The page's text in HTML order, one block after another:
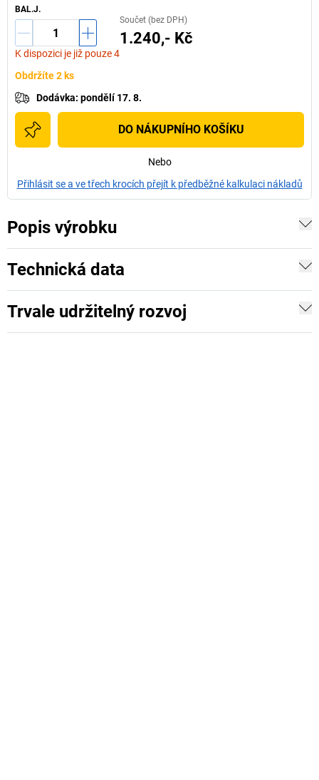
BAL.J.
K dispozici je již pouze 4
Součet (bez DPH)
1.240,- Kč
Obdržíte 2 ks
Dodávka: pondělí 17. 8.
DO NÁKUPNÍHO KOŠÍKU
Nebo
Přihlásit se a ve třech krocích přejít k předběžné kalkulaci nákladů
Popis výrobku
Technická data
Trvale udržitelný rozvoj